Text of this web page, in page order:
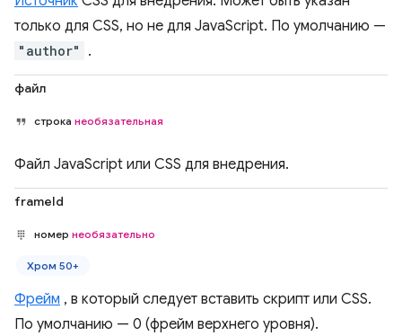
только для CSS, но не для JavaScript. По умолчанию —
"author" .
файл
строка необязательная
Файл JavaScript или CSS для внедрения.
frameId
номер необязательно
Хром 50+
Фрейм , в который следует вставить скрипт или CSS.
По умолчанию — 0 (фрейм верхнего уровня).